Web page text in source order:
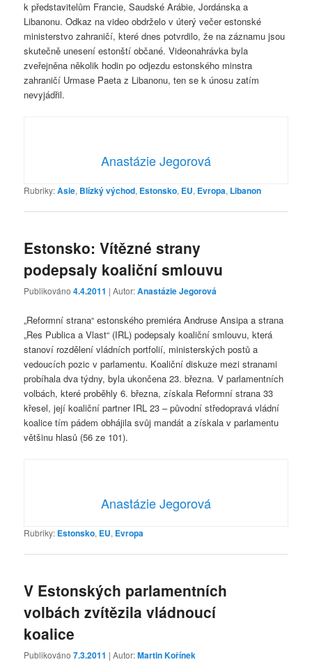
k představitelům Francie, Saudské Arábie, Jordánska a
Libanonu. Odkaz na video obdrželo v úterý večer estonské
ministerstvo zahraničí, které dnes potvrdilo, že na záznamu jsou
skutečně unesení estonští občané. Videonahrávka byla
zveřejněna několik hodin po odjezdu estonského minstra
zahraničí Urmase Paeta z Libanonu, ten se k únosu zatím
nevyjádřil.
Anastázie Jegorová
Rubriky:Asie, Blízký východ, Estonsko, EU, Evropa, Libanon
Estonsko: Vítězné strany
podepsaly koaliční smlouvu
Publikováno4.4.2011 | Autor:Anastázie Jegorová
„Reformní strana“ estonského premiéra Andruse Ansipa a strana
„Res Publica a Vlast“ (IRL) podepsaly koaliční smlouvu, která
stanoví rozdělení vládních portfolií, ministerských postů a
vedoucích pozic v parlamentu. Koaliční diskuze mezi stranami
probíhala dva týdny, byla ukončena 23. března. V parlamentních
volbách, které proběhly 6. března, získala Reformní strana 33
křesel, její koaliční partner IRL 23 – původní středopravá vládní
koalice tím pádem obhájila svůj mandát a získala v parlamentu
většinu hlasů (56 ze 101).
Anastázie Jegorová
Rubriky: Estonsko, EU, Evropa
V Estonských parlamentních
volbách zvítězila vládnoucí
koalice
Publikováno7.3.2011 | Autor:Martin Kořínek